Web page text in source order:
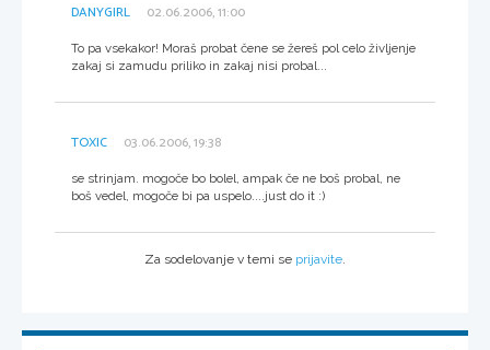
DANYGIRL 02.06.2006, 11:00
To pa vsekakor! Moraš probat čene se žereš pol celo življenje
zakaj si zamudu priliko in zakaj nisi probal...
TOXIC 03.06.2006, 19:38
se strinjam. mogoče bo bolel, ampak če ne boš probal, ne
boš vedel, mogoče bi pa uspelo....just do it :)
Za sodelovanje v temi se prijavite